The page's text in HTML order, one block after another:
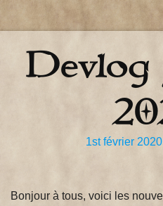
Devlog
1st février 2020
Bonjour à tous, voici les